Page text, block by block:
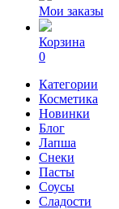
Мои заказы
Корзина
0
Категории
Косметика
Новинки
Блог
Лапша
Снеки
Пасты
Соусы
Сладости